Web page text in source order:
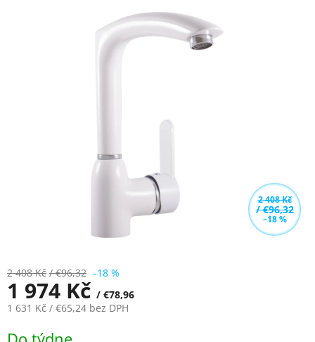
2 408 Kč
/ €96,32
–18 %
2 408 Kč / €96,32 –18 %
1 974 Kč / €78,96
1 631 Kč / €65,24 bez DPH